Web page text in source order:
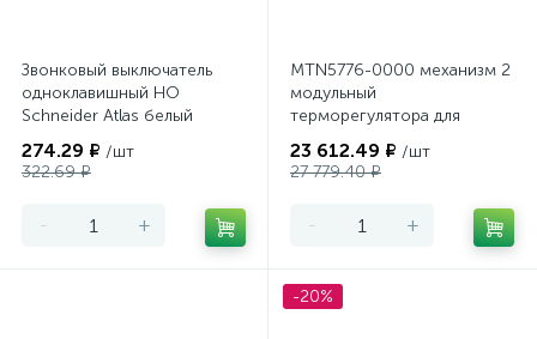
Звонковый выключатель
одноклавишный НО
Schneider Atlas белый
274.29 ₽ /шт
322.69 ₽
- +
MTN5776-0000 механизм 2
модульный
терморегулятора для
программируемый Merten
23 612.49 ₽ /шт
27 779.40 ₽
- +
-20%